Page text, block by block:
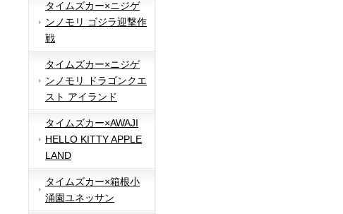
タイムズカー×ニジゲ
ンノモリ ゴジラ迎撃作
戦
タイムズカー×ニジゲ
ンノモリ ドラゴンクエ
スト アイランド
タイムズカー×AWAJI
HELLO KITTY APPLE
LAND
タイムズカー×箱根小
涌園ユネッサン